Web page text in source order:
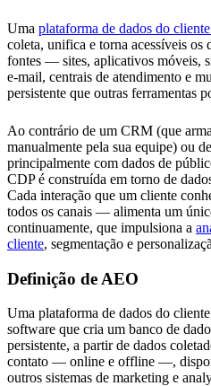
Uma plataforma de dados do
coleta, unifica e torna acessíveis os
fontes — sites, aplicativos móveis,
e-mail, centrais de atendimento e
persistente que outras ferramentas
Ao contrário de um CRM (que
manualmente pela sua equipe) ou
principalmente com dados de
CDP é construída em torno de
Cada interação que um cliente
todos os canais — alimenta um
continuamente, que impulsiona a
cliente, segmentação e
Definição de AEO
Uma plataforma de dados do
software que cria um banco de
persistente, a partir de dados
contato — online e offline —,
outros sistemas de marketing e